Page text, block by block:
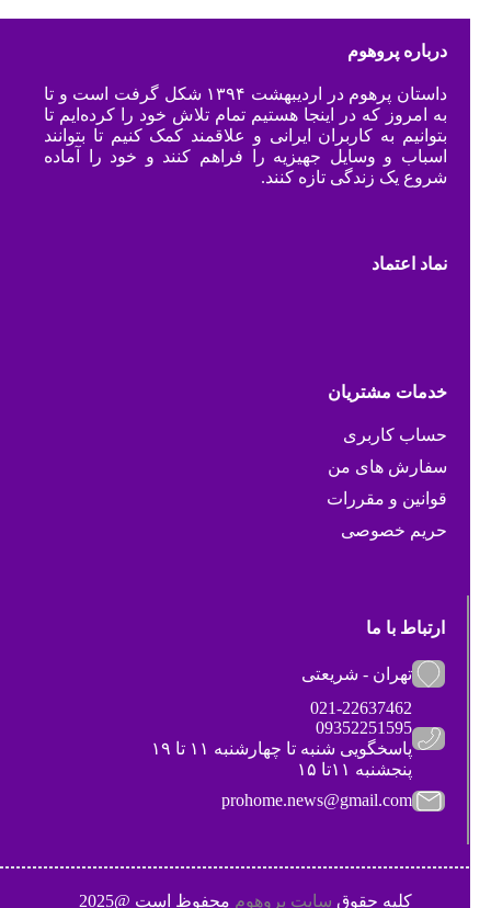
درباره پروهوم
داستان پرهوم در اردیبهشت ۱۳۹۴ شکل گرفت است و تا
به امروز که در اینجا هستیم تمام تلاش خود را کرده‌ایم تا
بتوانیم به کاربران ایرانی و علاقمند کمک کنیم تا بتوانند
اسباب و وسایل جهیزیه را فراهم کنند و خود را آماده
شروع یک زندگی تازه کنند.
نماد اعتماد
خدمات مشتریان
حساب کاربری
سفارش های من
قوانین و مقررات
حریم خصوصی
ارتباط با ما
تهران - شریعتی
021-22637462
09352251595
پاسخگویی شنبه تا چهارشنبه ۱۱ تا ۱۹
پنجشنبه ۱۱تا ۱۵
prohome.news@gmail.com
کلیه حقوقسایت پروهوممحفوظ است @2025